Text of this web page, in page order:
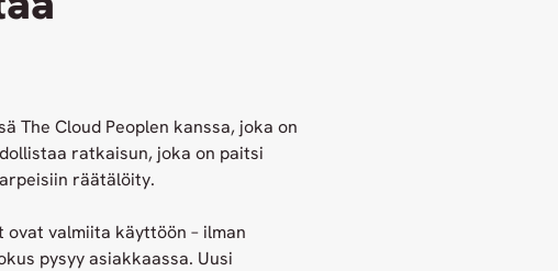
The Cloud Peoplen kanssa, joka on
ratkaisun, joka on paitsi
räätälöity.
ovat valmiita käyttöön – ilman
pysyy asiakkaassa. Uusi